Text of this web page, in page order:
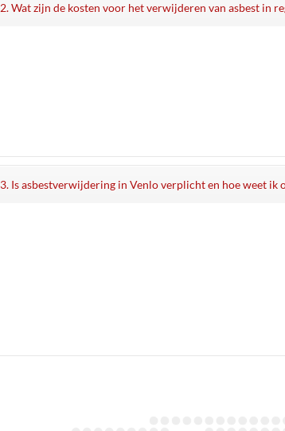
2. Wat zijn de kosten voor het verwijderen van asbest in
3. Is asbestverwijdering in Venlo verplicht en hoe weet ik